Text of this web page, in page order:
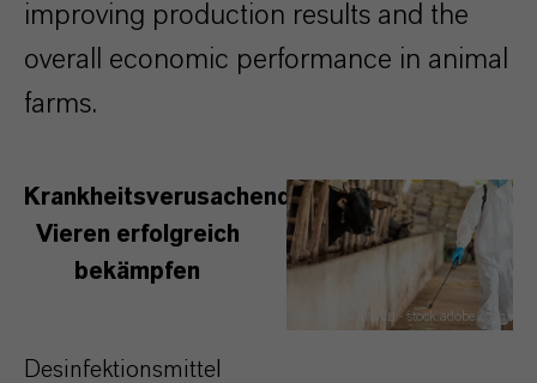
improving production results and the
overall economic performance in animal
farms.
Krankheitsverusachende
Vieren erfolgreich
bekämpfen
Desinfektionsmittel
เลิศลักษณ์ ทิพชัย - stock.adobe.com